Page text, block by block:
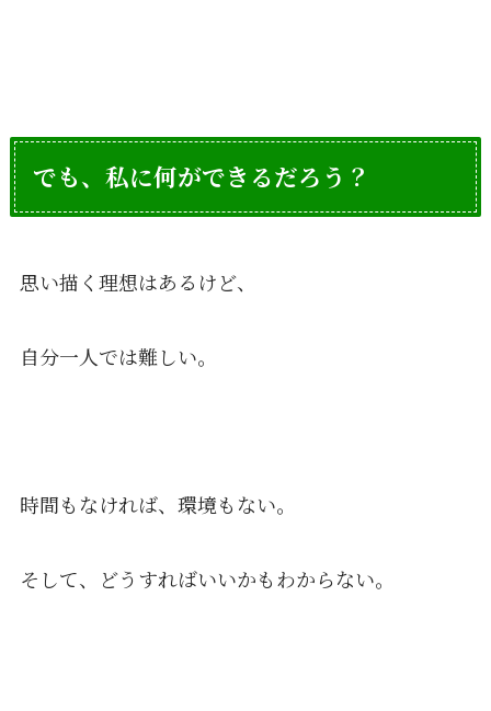
でも、私に何ができるだろう？
思い描く理想はあるけど、
自分一人では難しい。
時間もなければ、環境もない。
そして、どうすればいいかもわからない。